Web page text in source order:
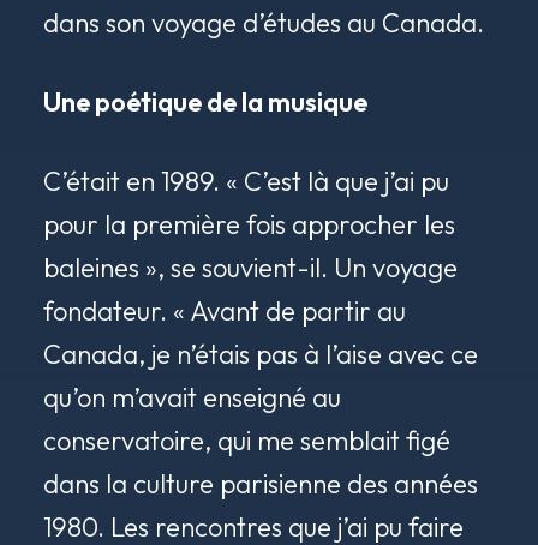
dans son voyage d’études au Canada.
Une poétique de la musique
C’était en 1989. « C’est là que j’ai pu
pour la première fois approcher les
baleines », se souvient-il. Un voyage
fondateur. « Avant de partir au
Canada, je n’étais pas à l’aise avec ce
qu’on m’avait enseigné au
conservatoire, qui me semblait figé
dans la culture parisienne des années
1980. Les rencontres que j’ai pu faire